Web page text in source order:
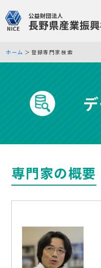
ホーム 登録専門家検索
専門家の概要